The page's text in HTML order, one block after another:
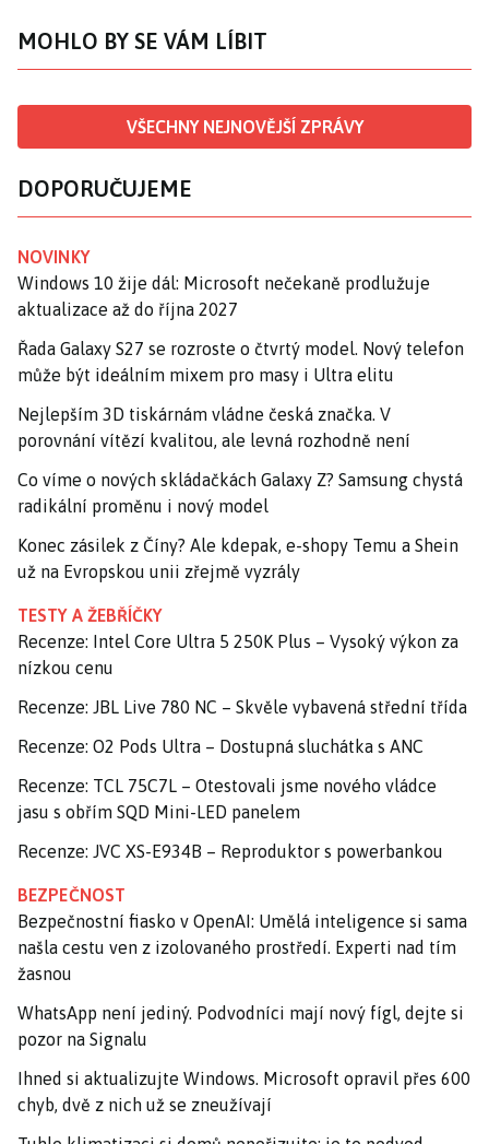
MOHLO BY SE VÁM LÍBIT
VŠECHNY NEJNOVĚJŠÍ ZPRÁVY
DOPORUČUJEME
NOVINKY
Windows 10 žije dál: Microsoft nečekaně prodlužuje
aktualizace až do října 2027
Řada Galaxy S27 se rozroste o čtvrtý model. Nový telefon
může být ideálním mixem pro masy i Ultra elitu
Nejlepším 3D tiskárnám vládne česká značka. V
porovnání vítězí kvalitou, ale levná rozhodně není
Co víme o nových skládačkách Galaxy Z? Samsung chystá
radikální proměnu i nový model
Konec zásilek z Číny? Ale kdepak, e-shopy Temu a Shein
už na Evropskou unii zřejmě vyzrály
TESTY A ŽEBŘÍČKY
Recenze: Intel Core Ultra 5 250K Plus – Vysoký výkon za
nízkou cenu
Recenze: JBL Live 780 NC – Skvěle vybavená střední třída
Recenze: O2 Pods Ultra – Dostupná sluchátka s ANC
Recenze: TCL 75C7L – Otestovali jsme nového vládce
jasu s obřím SQD Mini-LED panelem
Recenze: JVC XS-E934B – Reproduktor s powerbankou
BEZPEČNOST
Bezpečnostní fiasko v OpenAI: Umělá inteligence si sama
našla cestu ven z izolovaného prostředí. Experti nad tím
žasnou
WhatsApp není jediný. Podvodníci mají nový fígl, dejte si
pozor na Signalu
Ihned si aktualizujte Windows. Microsoft opravil přes 600
chyb, dvě z nich už se zneužívají